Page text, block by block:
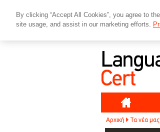
Αρχική Τα νέα μας
By clicking “Accept All Cookies”, you agree to
site usage, and assist in our marketing efforts.